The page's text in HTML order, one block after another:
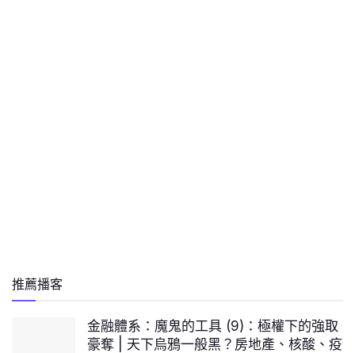
推薦播客
金融體系：魔鬼的工具 (9)：極權下的強取
豪奪 | 天下烏鴉一般黑？房地產、核酸、疫